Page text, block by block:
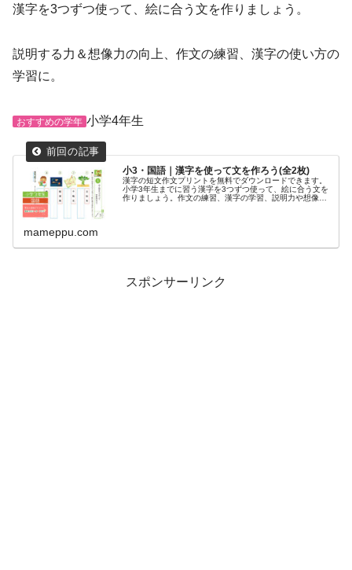
漢字を3つずつ使って、絵に合う文を作りましょう。
説明する力＆想像力の向上、作文の練習、漢字の使い方の
学習に。
おすすめの学年 小学4年生
小3・国語｜漢字を使って文を作ろう(全2枚)
漢字の短文作文プリントを無料でダウンロードできます。
小学3年生までに習う漢字を3つずつ使って、絵に合う文を
作りましょう。作文の練習、漢字の学習、説明力や想像力
mameppu.com
スポンサーリンク